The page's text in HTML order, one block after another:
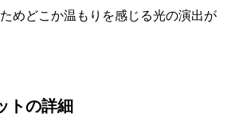
めどこか温もりを感じる光の演出が
トの詳細